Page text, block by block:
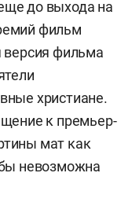
до выхода на
фильм
версия фильма
христиане.
к премьер-
мат как
невозможна